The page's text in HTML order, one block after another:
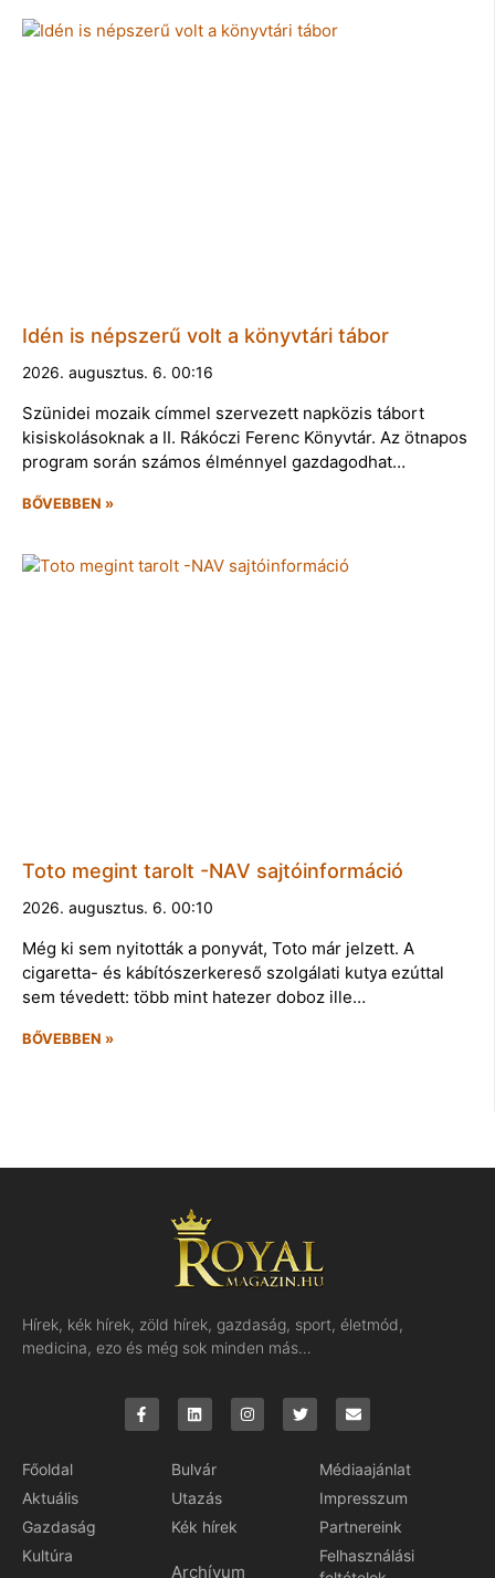
Idén is népszerű volt a könyvtári tábor
2026. augusztus. 6. 00:16
Szünidei mozaik címmel szervezett napközis tábort
kisiskolásoknak a II. Rákóczi Ferenc Könyvtár. Az ötnapos
program során számos élménnyel gazdagodhat…
BŐVEBBEN »
Toto megint tarolt -NAV sajtóinformáció
2026. augusztus. 6. 00:10
Még ki sem nyitották a ponyvát, Toto már jelzett. A
cigaretta- és kábítószerkereső szolgálati kutya ezúttal
sem tévedett: több mint hatezer doboz ille…
BŐVEBBEN »
Hírek, kék hírek, zöld hírek, gazdaság, sport, életmód,
medicina, ezo és még sok minden más…
Főoldal
Aktuális
Gazdaság
Kultúra
Bulvár
Utazás
Kék hírek
Archívum
Médiaajánlat
Impresszum
Partnereink
Felhasználási